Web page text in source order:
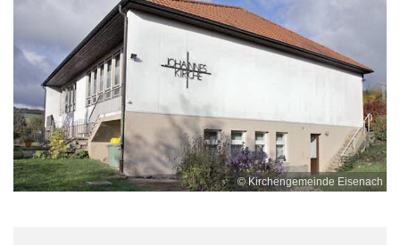
© Kirchengemeinde Eisenach